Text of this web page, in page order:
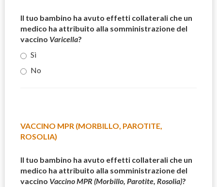
Il tuo bambino ha avuto effetti collaterali che un
medico ha attribuito alla somministrazione del
vaccino Varicella?
Sì
No
VACCINO MPR (MORBILLO, PAROTITE,
ROSOLIA)
Il tuo bambino ha avuto effetti collaterali che un
medico ha attribuito alla somministrazione del
vaccino Vaccino MPR (Morbillo, Parotite, Rosolia)?